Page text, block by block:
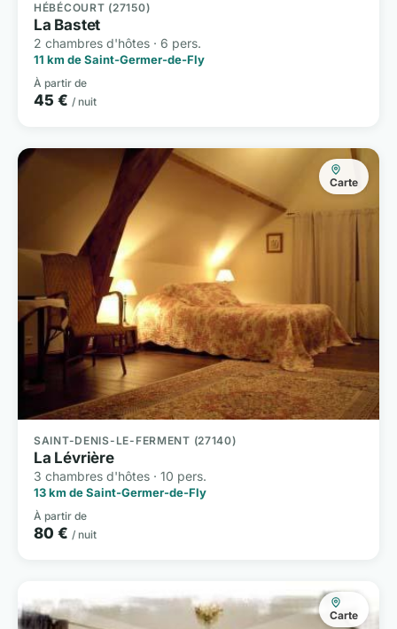
HÉBÉCOURT (27150)
La Bastet
2 chambres d'hôtes · 6 pers.
11 km de Saint-Germer-de-Fly
À partir de
45 € / nuit
Carte
SAINT-DENIS-LE-FERMENT (27140)
La Lévrière
3 chambres d'hôtes · 10 pers.
13 km de Saint-Germer-de-Fly
À partir de
80 € / nuit
Carte